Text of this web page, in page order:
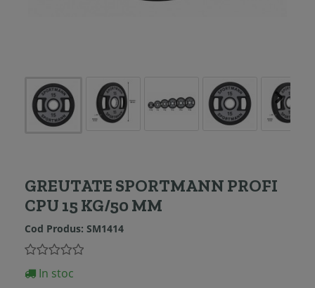
GREUTATE SPORTMANN PROFI
CPU 15 KG/50 MM
Cod Produs: SM1414
In stoc